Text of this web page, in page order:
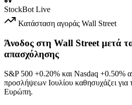
StockBot Live
Κατάσταση αγοράς Wall Street
Άνοδος στη Wall Street μετά
απασχόλησης
S&P 500 +0.20% και Nasdaq +0.50%
προσλήψεων Ιουλίου καθησυχάζει για
Ευρώπη.